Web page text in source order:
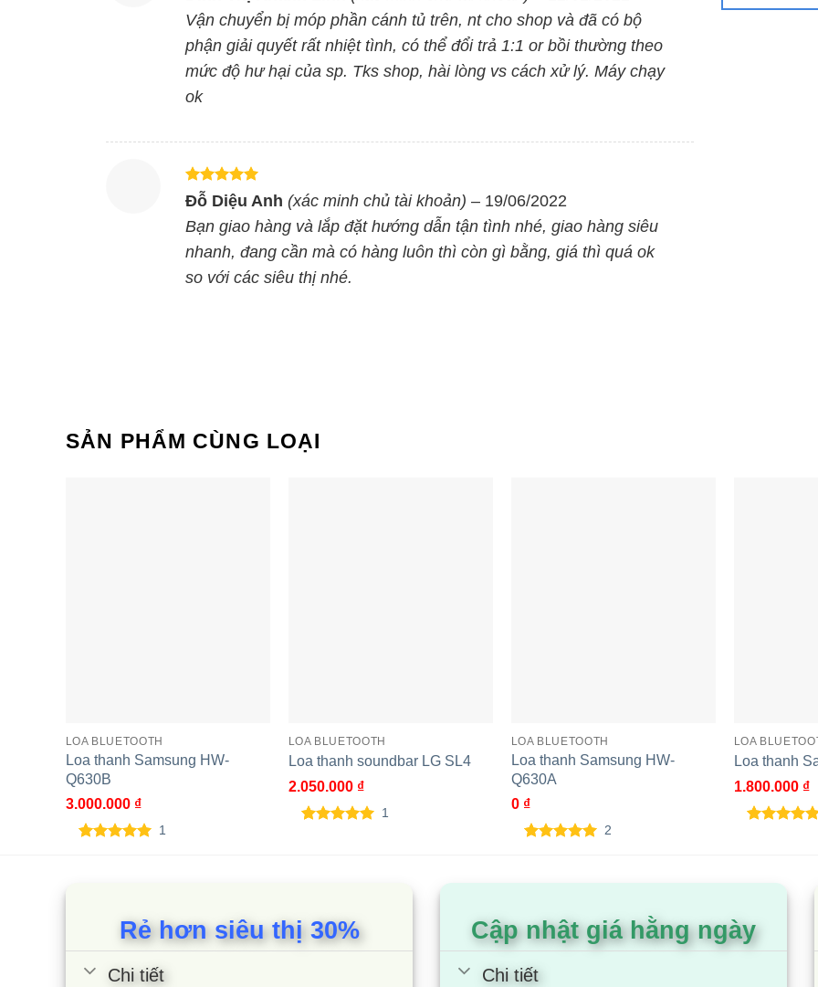
Kết nối loa với tivi qua kết nối không dây Bluetooth gọn
Ghép nối loa với tivi qua kết nối không dây Bluetooth gọn gàng, đơn giản, hoặc sử dụng các kết nối hỗ trợ
Loa thanh Samsung HW-A450
Loa thanh Samsung HW-
Q990B
hạng5
5
sao
Vận chuyển bị móp phần cánh tủ trên, nt cho shop và đã có bộ
phận giải quyết rất nhiệt tình, có thể đổi trả 1:1 or bồi thường theo
mức độ hư hại của sp. Tks shop, hài lòng vs cách xử lý. Máy chạy
ok
Được xếp
hạng55
sao
Đỗ Diệu Anh (xác minh chủ tài khoản) – 19/06/2022
Bạn giao hàng và lắp đặt hướng dẫn tận tình nhé, giao hàng siêu
nhanh, đang cần mà có hàng luôn thì còn gì bằng, giá thì quá ok
so với các siêu thị nhé.
SẢN PHẨM CÙNG LOẠI
LOA BLUETOOTH
Loa thanh Samsung HW-
Q630B
3.000.000 ₫
1
LOA BLUETOOTH
Loa thanh soundbar LG SL4
2.050.000 ₫
1
LOA BLUETOOTH
Loa thanh Samsung HW-
Q630A
0 ₫
đánh giá
2
LOA
Loa thanh
1.800.000 ₫
Rẻ hơn siêu thị 30%
Chi tiết
Cập nhật giá hằng ngày
Chi tiết